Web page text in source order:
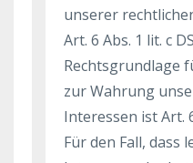
unserer
Art. 6 Abs. 1 lit. c
Rechtsgrundlage
zur Wahrung
Interessen ist Art.
Für den Fall, dass